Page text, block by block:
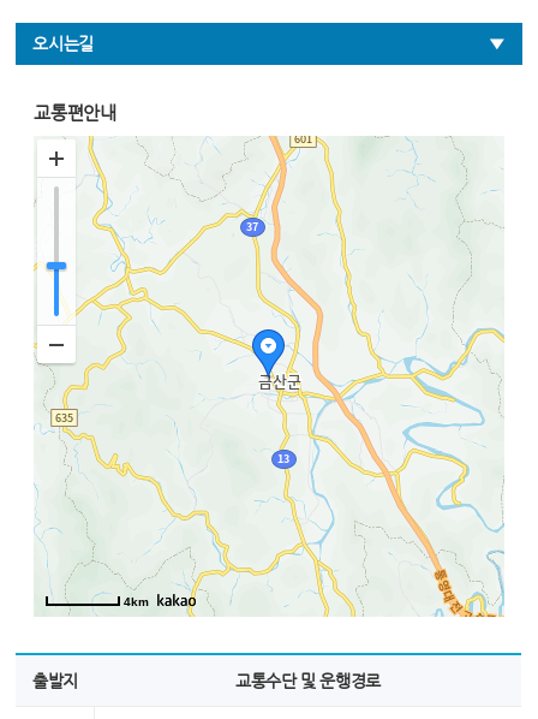
오시는길
교통편안내
4km
출발지 교통수단 및 운행경로